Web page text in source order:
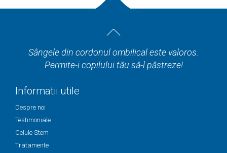
Sângele din cordonul ombilical este valoros.
Permite-i copilului tău să-l păstreze!
Informatii utile
Despre noi
Testimoniale
Celule Stem
Tratamente